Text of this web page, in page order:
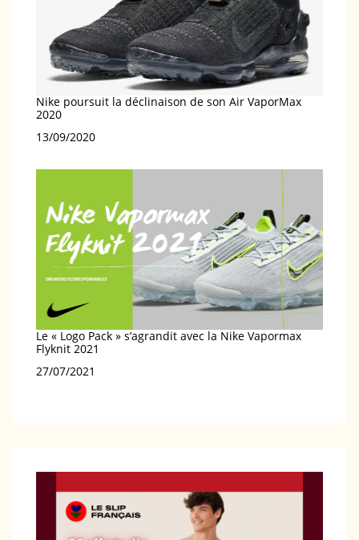
Nike poursuit la déclinaison de son Air VaporMax
2020
Date
13/09/2020
Le « Logo Pack » s’agrandit avec la Nike Vapormax
Flyknit 2021
Date
27/07/2021